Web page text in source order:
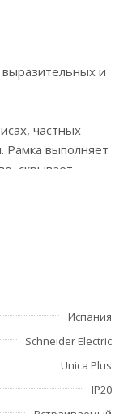
выразительных и
частных
Рамка выполняет
скрывает
более
стены на 0.75
Испания
Schneider Electric
Unica Plus
IP20